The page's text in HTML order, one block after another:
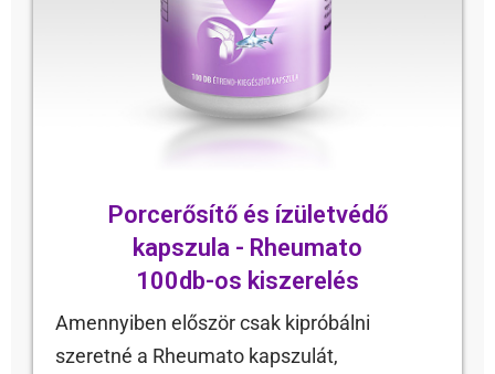
Porcerősítő és ízületvédő
kapszula - Rheumato
100db-os kiszerelés
Amennyiben először csak kipróbálni
szeretné a Rheumato kapszulát,